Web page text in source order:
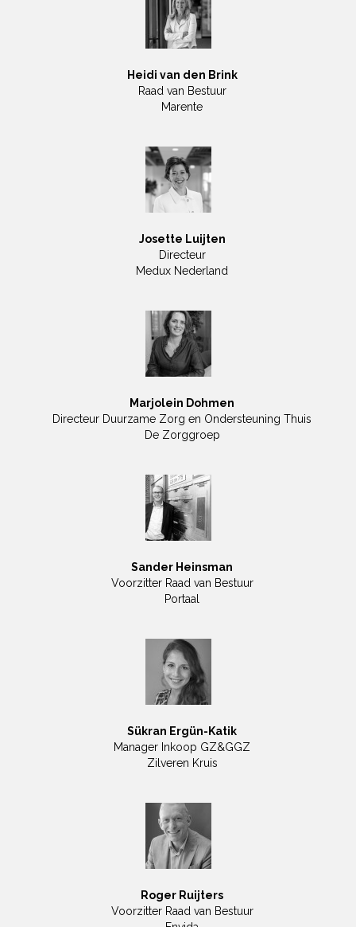
Heidi van den Brink
Raad van Bestuur
Marente
Josette Luijten
Directeur
Medux Nederland
Marjolein Dohmen
Directeur Duurzame Zorg en Ondersteuning Thuis
De Zorggroep
Sander Heinsman
Voorzitter Raad van Bestuur
Portaal
Sükran Ergün-Katik
Manager Inkoop GZ&GGZ
Zilveren Kruis
Roger Ruijters
Voorzitter Raad van Bestuur